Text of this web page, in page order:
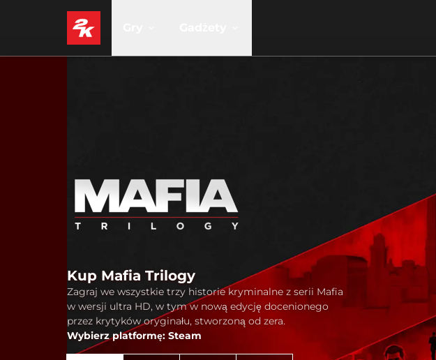
Kup Mafia Trilogy
Zagraj we wszystkie trzy historie kryminalne z serii Mafia
w wersji ultra HD, w tym w nową edycję docenionego
przez krytyków oryginału, stworzoną od zera.
Wybierz platformę: Steam